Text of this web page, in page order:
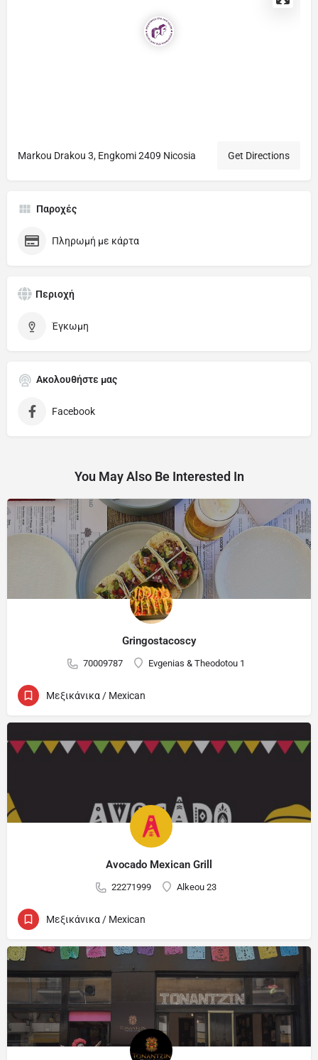
Markou Drakou 3, Engkomi 2409 Nicosia Get Directions
Παροχές
Πληρωμή με κάρτα
Περιοχή
Έγκωμη
Ακολουθήστε μας
Facebook
You May Also Be Interested In
Gringostacoscy
70009787 Evgenias & Theodotou 1
Μεξικάνικα / Mexican
Avocado Mexican Grill
22271999 Alkeou 23
Μεξικάνικα / Mexican